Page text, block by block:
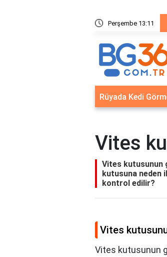
Perşembe 13:11
Sistemleri: Akıllı Kilit ve Çelik Gövde Çözümleri
Rüyada Kedi
Vites
Vites kutusunun
kutusuna neden
kontrol edilir?
Vites
Vites kutusunun